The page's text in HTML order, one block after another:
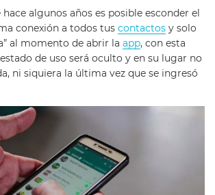
hace algunos años es posible esconder el
conexión a todos tus contactos y solo
al momento de abrir la app, con esta
de uso será oculto y en su lugar no
ni siquiera la última vez que se ingresó